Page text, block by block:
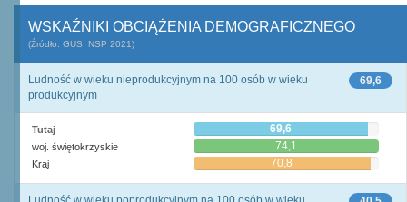
WSKAŹNIKI OBCIĄŻENIA DEMOGRAFICZNEGO
(Źródło: GUS, NSP 2021)
69,6
Ludność w wieku nieprodukcyjnym na 100 osób w wieku
produkcyjnym
Tutaj 69,6
woj. świętokrzyskie 74,1
Kraj 70,8